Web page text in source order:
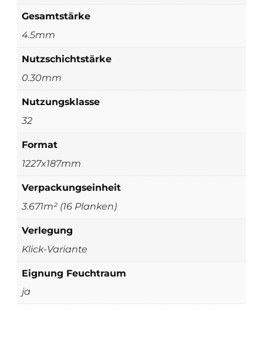
Gesamtstärke
4.5mm
Nutzschichtstärke
0.30mm
Nutzungsklasse
32
Format
1227x187mm
Verpackungseinheit
3.671m² (16 Planken)
Verlegung
Klick-Variante
Eignung Feuchtraum
ja